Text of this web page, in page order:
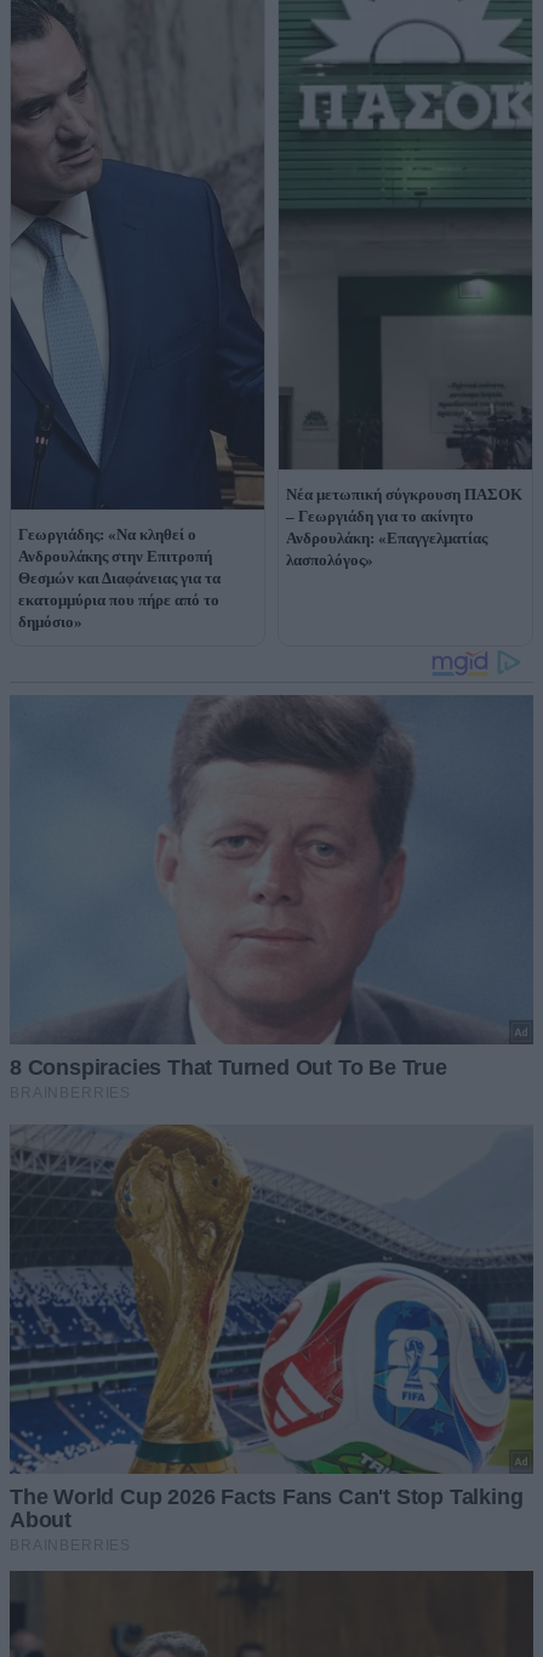
Γεωργιάδης: «Να κληθεί ο
Ανδρουλάκης στην Επιτροπή
Θεσμών και Διαφάνειας για τα
εκατομμύρια που πήρε από το
δημόσιο»
Νέα μετωπική σύγκρουση ΠΑΣΟΚ
– Γεωργιάδη για το ακίνητο
Ανδρουλάκη: «Επαγγελματίας
λασπολόγος»